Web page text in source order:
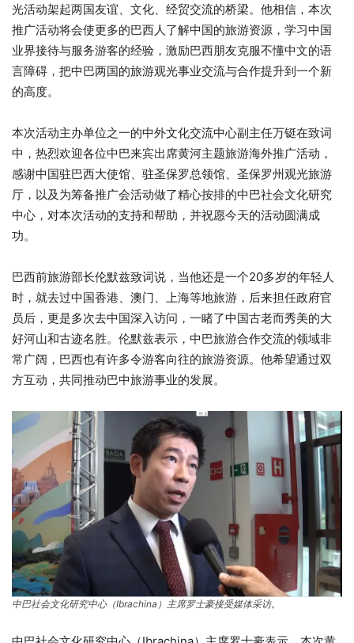
光活动架起两国友谊、文化、经贸交流的桥梁。他相信，本次
推广活动将会使更多的巴西人了解中国的旅游资源，学习中国
业界接待与服务游客的经验，激励巴西朋友克服不懂中文的语
言障碍，把中巴两国的旅游观光事业交流与合作提升到一个新
的高度。
本次活动主办单位之一的中外文化交流中心副主任万铤在致词
中，热烈欢迎各位中巴来宾出席黄河主题旅游海外推广活动，
感谢中国驻巴西大使馆、驻圣保罗总领馆、圣保罗州观光旅游
厅，以及为筹备推广会活动做了精心按排的中巴社会文化研究
中心，对本次活动的支持和帮助，并祝愿今天的活动圆满成
功。
巴西前旅游部长伦默兹致词说，当他还是一个20多岁的年轻人
时，就去过中国香港、澳门、上海等地旅游，后来担任政府官
员后，更是多次去中国深入访问，一睹了中国古老而秀美的大
好河山和古迹名胜。伦默兹表示，中巴旅游合作交流的领域非
常广阔，巴西也有许多令游客向往的旅游资源。他希望通过双
方互动，共同推动巴中旅游事业的发展。
中巴社会文化研究中心（Ibrachina）主席罗士豪接受媒体采访。